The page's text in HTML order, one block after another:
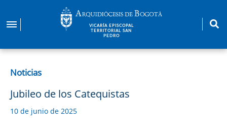
contenido
VICARÍA EPISCOPAL
TERRITORIAL SAN
PEDRO
Noticias
Jubileo de los Catequistas
10 de junio de 2025